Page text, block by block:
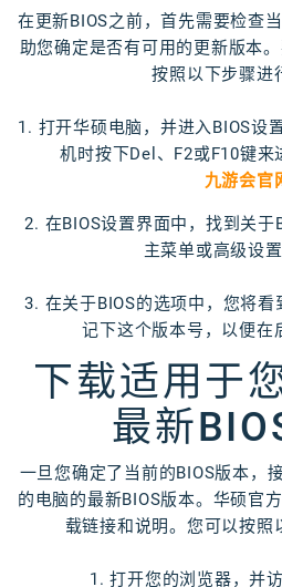
在更新BIOS之前，首先需要检查
助您确定是否有可用的更新版本
按照以下步骤进
1. 打开华硕电脑，并进入BIOS设
机时按下Del、F2或F10键来
九游会官
2. 在BIOS设置界面中，找到关于
主菜单或高级设置
3. 在关于BIOS的选项中，您将看
记下这个版本号，以便在
下载适用于
最新
一旦您确定了当前的BIOS版本，
的电脑的最新BIOS版本。华硕官
载链接和说明。您可以按照
1. 打开您的浏览器，并